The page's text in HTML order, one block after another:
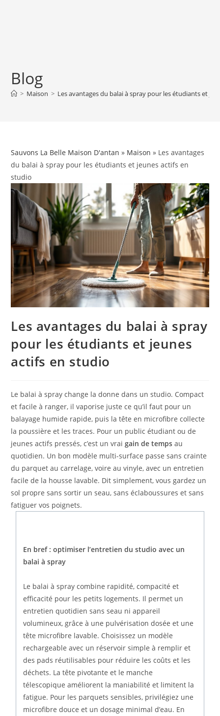
Blog
> Maison > Les avantages du balai à spray pour les étudiants et
Sauvons La Belle Maison D'antan » Maison » Les avantages
du balai à spray pour les étudiants et jeunes actifs en
studio
Les avantages du balai à spray
pour les étudiants et jeunes
actifs en studio
Le balai à spray change la donne dans un studio. Compact
et facile à ranger, il vaporise juste ce qu’il faut pour un
balayage humide rapide, puis la tête en microfibre collecte
la poussière et les traces. Pour un public étudiant ou de
jeunes actifs pressés, c’est un vraigain de temps au
quotidien. Un bon modèle multi-surface passe sans crainte
du parquet au carrelage, voire au vinyle, avec un entretien
facile de la housse lavable. Dit simplement, vous gardez un
sol propre sans sortir un seau, sans éclaboussures et sans
fatiguer vos poignets.
En bref : optimiser l’entretien du studio avec un
balai à spray
Le balai à spray combine rapidité, compacité et
efficacité pour les petits logements. Il permet un
entretien quotidien sans seau ni appareil
volumineux, grâce à une pulvérisation dosée et une
tête microfibre lavable. Choisissez un modèle
rechargeable avec un réservoir simple à remplir et
des pads réutilisables pour réduire les coûts et les
déchets. La tête pivotante et le manche
télescopique améliorent la maniabilité et limitent la
fatigue. Pour les parquets sensibles, privilégiez une
microfibre douce et un dosage minimal d’eau. En